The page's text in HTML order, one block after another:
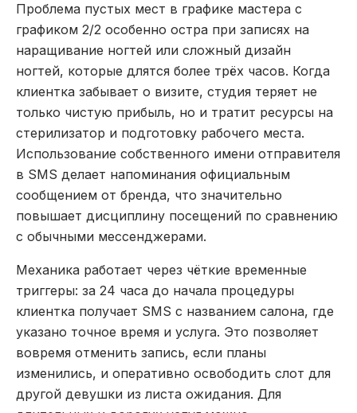
Проблема пустых мест в графике мастера с
графиком 2/2 особенно остра при записях на
наращивание ногтей или сложный дизайн
ногтей, которые длятся более трёх часов. Когда
клиентка забывает о визите, студия теряет не
только чистую прибыль, но и тратит ресурсы на
стерилизатор и подготовку рабочего места.
Использование собственного имени отправителя
в SMS делает напоминания официальным
сообщением от бренда, что значительно
повышает дисциплину посещений по сравнению
с обычными мессенджерами.
Механика работает через чёткие временные
триггеры: за 24 часа до начала процедуры
клиентка получает SMS с названием салона, где
указано точное время и услуга. Это позволяет
вовремя отменить запись, если планы
изменились, и оперативно освободить слот для
другой девушки из листа ожидания. Для